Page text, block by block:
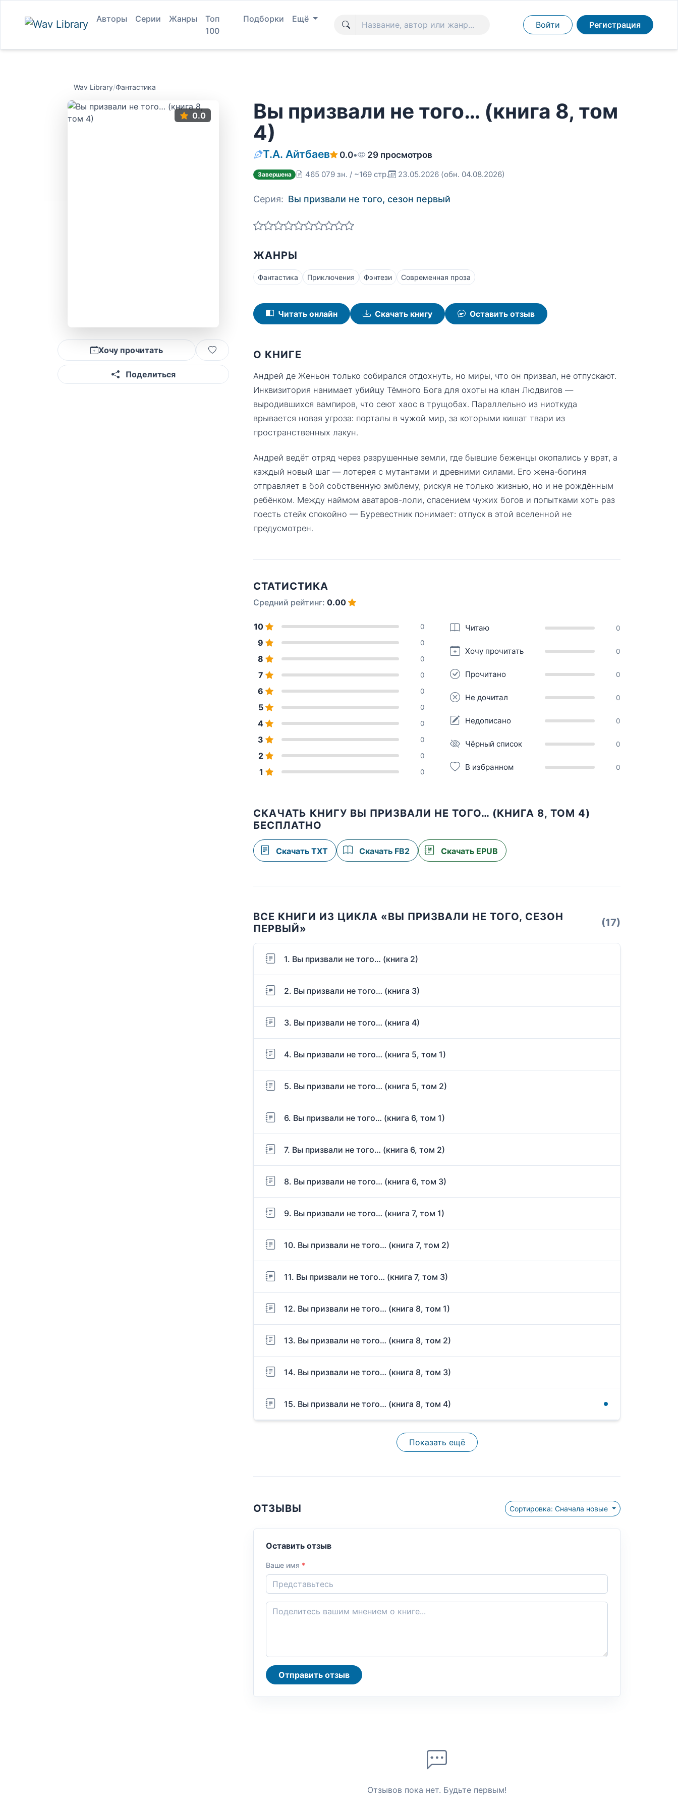
Авторы Серии Жанры
Топ
100
Подборки Ещё
Войти Регистрация
Wav Library/Фантастика
0.0
Хочу прочитать
Поделиться
Вы призвали не того… (книга 8, том
4)
Т.А. Айтбаев 0.0• 29 просмотров
Завершена 465 079 зн. / ~169 стр. 23.05.2026 (обн. 04.08.2026)
Серия: Вы призвали не того, сезон первый
ЖАНРЫ
Фантастика Приключения Фэнтези Современная проза
Читать онлайн Скачать книгу Оставить отзыв
О КНИГЕ
Андрей де Женьон только собирался отдохнуть, но миры, что он призвал, не отпускают.
Инквизитория нанимает убийцу Тёмного Бога для охоты на клан Людвигов —
выродившихся вампиров, что сеют хаос в трущобах. Параллельно из ниоткуда
врывается новая угроза: порталы в чужой мир, за которыми кишат твари из
пространственных лакун.
Андрей ведёт отряд через разрушенные земли, где бывшие беженцы окопались у врат, а
каждый новый шаг — лотерея с мутантами и древними силами. Его жена-богиня
отправляет в бой собственную эмблему, рискуя не только жизнью, но и не рождённым
ребёнком. Между наймом аватаров-лоли, спасением чужих богов и попытками хоть раз
поесть стейк спокойно — Буревестник понимает: отпуск в этой вселенной не
предусмотрен.
СТАТИСТИКА
Средний рейтинг: 0.00
10 0
9 0
8 0
7 0
6 0
5 0
4 0
3 0
2 0
1 0
Читаю 0
Хочу прочитать 0
Прочитано 0
Не дочитал 0
Недописано 0
Чёрный список 0
В избранном 0
СКАЧАТЬ КНИГУ ВЫ ПРИЗВАЛИ НЕ ТОГО… (КНИГА 8, ТОМ 4)
БЕСПЛАТНО
Скачать TXT Скачать FB2 Скачать EPUB
ВСЕ КНИГИ ИЗ ЦИКЛА «ВЫ ПРИЗВАЛИ НЕ ТОГО, СЕЗОН
ПЕРВЫЙ»
(17)
1. Вы призвали не того… (книга 2)
2. Вы призвали не того… (книга 3)
3. Вы призвали не того… (книга 4)
4. Вы призвали не того… (книга 5, том 1)
5. Вы призвали не того… (книга 5, том 2)
6. Вы призвали не того… (книга 6, том 1)
7. Вы призвали не того… (книга 6, том 2)
8. Вы призвали не того… (книга 6, том 3)
9. Вы призвали не того… (книга 7, том 1)
10. Вы призвали не того… (книга 7, том 2)
11. Вы призвали не того… (книга 7, том 3)
12. Вы призвали не того… (книга 8, том 1)
13. Вы призвали не того… (книга 8, том 2)
14. Вы призвали не того… (книга 8, том 3)
15. Вы призвали не того… (книга 8, том 4)
Показать ещё
ОТЗЫВЫ Сортировка: Сначала новые
Оставить отзыв
Ваше имя *
Отправить отзыв
Отзывов пока нет. Будьте первым!